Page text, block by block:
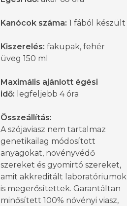
Kanócok száma: 1 fából készült
Kiszerelés: fakupak, fehér
üveg 150 ml
Maximális ajánlott égési
idő: legfeljebb 4 óra
Összeállítás:
A szójaviasz nem tartalmaz
genetikailag módosított
anyagokat, növényvédő
szereket és gyomirtó szereket,
amit akkreditált laboratóriumok
is megerősítettek. Garantáltan
minősített 100% növényi viasz,